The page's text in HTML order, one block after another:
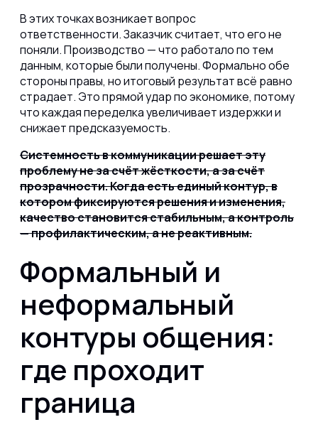
В этих точках возникает вопрос
ответственности. Заказчик считает, что его не
поняли. Производство — что работало по тем
данным, которые были получены. Формально обе
стороны правы, но итоговый результат всё равно
страдает. Это прямой удар по экономике, потому
что каждая переделка увеличивает издержки и
снижает предсказуемость.
Системность в коммуникации решает эту
проблему не за счёт жёсткости, а за счёт
прозрачности. Когда есть единый контур, в
котором фиксируются решения и изменения,
качество становится стабильным, а контроль
— профилактическим, а не реактивным.
Формальный и
неформальный
контуры общения:
где проходит
граница